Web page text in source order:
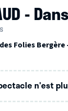
-
Folies Bergère
n'est